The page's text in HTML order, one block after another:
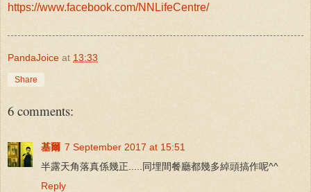
https://www.facebook.com/NNLifeCentre/
PandaJoice at 13:33
Share
6 comments:
基爾 7 September 2017 at 15:51
半露天角落真係幾正.....同埋間餐廳都幾多綽頭搞作呢^^
Reply